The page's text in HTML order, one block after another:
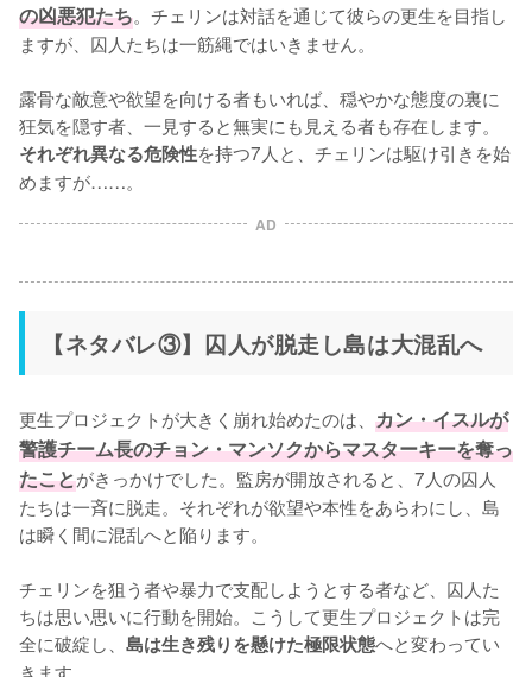
の凶悪犯たち。チェリンは対話を通じて彼らの更生を目指し
ますが、囚人たちは一筋縄ではいきません。
露骨な敵意や欲望を向ける者もいれば、穏やかな態度の裏に
狂気を隠す者、一見すると無実にも見える者も存在します。
それぞれ異なる危険性を持つ7人と、チェリンは駆け引きを始
めますが……。
AD
【ネタバレ③】囚人が脱走し島は大混乱へ
更生プロジェクトが大きく崩れ始めたのは、 カン・イスルが
警護チーム長のチョン・マンソクからマスターキーを奪っ
たことがきっかけでした。監房が開放されると、7人の囚人
たちは一斉に脱走。それぞれが欲望や本性をあらわにし、島
は瞬く間に混乱へと陥ります。
チェリンを狙う者や暴力で支配しようとする者など、囚人た
ちは思い思いに行動を開始。こうして更生プロジェクトは完
全に破綻し、 島は生き残りを懸けた極限状態へと変わってい
きます。